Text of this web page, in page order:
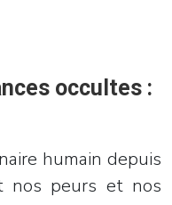
occultes :
humain depuis
nos peurs et nos